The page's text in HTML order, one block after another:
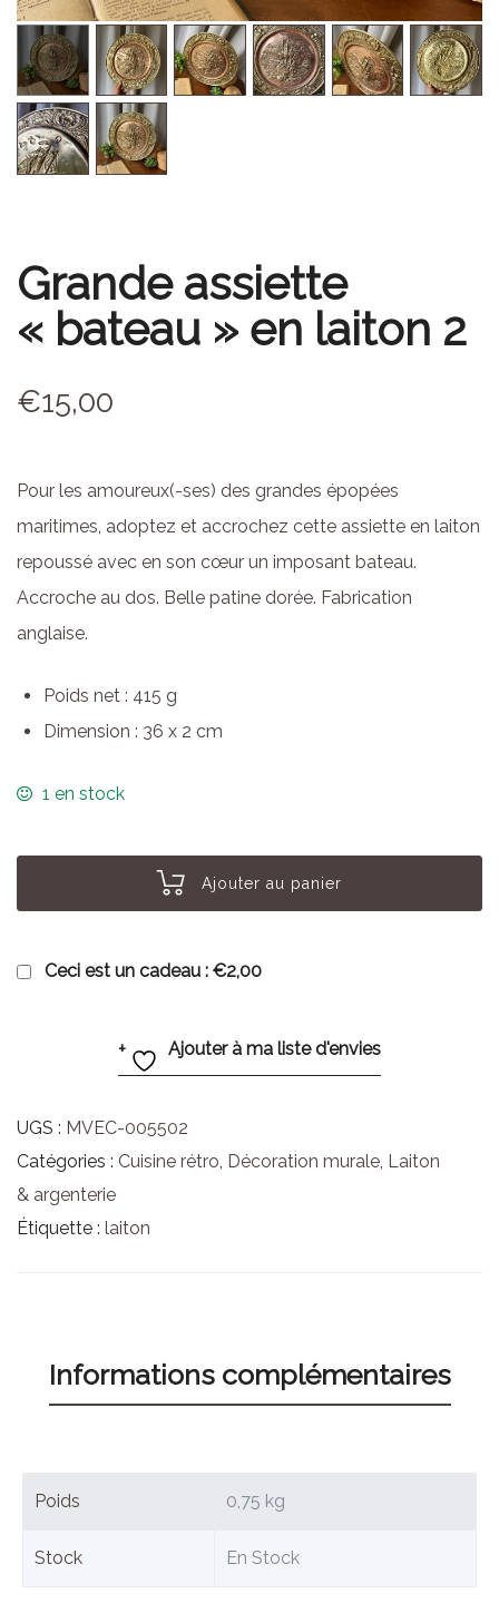
Grande assiette
« bateau » en laiton 2
€15,00
Pour les amoureux(-ses) des grandes épopées
maritimes, adoptez et accrochez cette assiette en laiton
repoussé avec en son cœur un imposant bateau.
Accroche au dos. Belle patine dorée. Fabrication
anglaise.
Poids net : 415 g
Dimension : 36 x 2 cm
1 en stock
Ajouter au panier
Ceci est un cadeau : €2,00
Ajouter à ma liste d'envies
UGS : MVEC-005502
Catégories : Cuisine rétro Décoration murale Laiton
& argenterie
Étiquette : laiton
Informations complémentaires
Poids 0,75 kg
Stock En Stock